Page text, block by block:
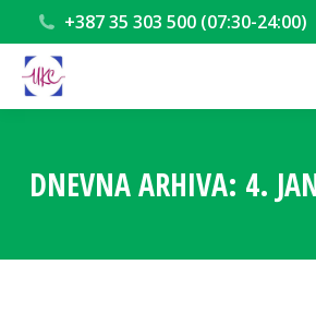
+387 35 303 500 (07:30-24:00)
DNEVNA ARHIVA: 4.